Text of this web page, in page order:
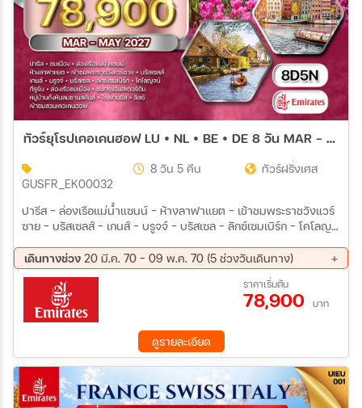
ทัวร์ยุโรปเคอเคนฮอฟ LU • NL • BE • DE 8 วัน MAR - MAY 27 (EK)
GUSFR_EK00032
8 วัน 5 คืน ทัวร์ฝรั่งเศส
ปารีส - ล่องเรือแม่น้ำแซนน์ - ห้างลาฟาแยต - เข้าชมพระราชวังแวร์
ซาย - บรัสเซลส์ - เกนส์ - บรูจจ์ - บรัสเซล - ลักซ์เซมเบิร์ก - โคโลญ
ลมซานสคันส์ - โรงงานชีส • ลิสซ์ • เข้าชมสวนเคอเคนฮอฟ
เดินทางช่วง 20 มี.ค. 70 - 09 พ.ค. 70 (5 ช่วงวันเดินทาง)
20 มี.ค 70 - 27 มี.ค 70
28 มี.ค 70 - 04 เม.ย 70
11 เม.ย 70 - 18 เม.ย 70
12 เม.ย 70 - 19 เม.ย 70
02 พ.ค. 70 - 09 พ.ค. 70
ราคาเริ่มต้น
78,900 บาท
ดูรายละเอียด